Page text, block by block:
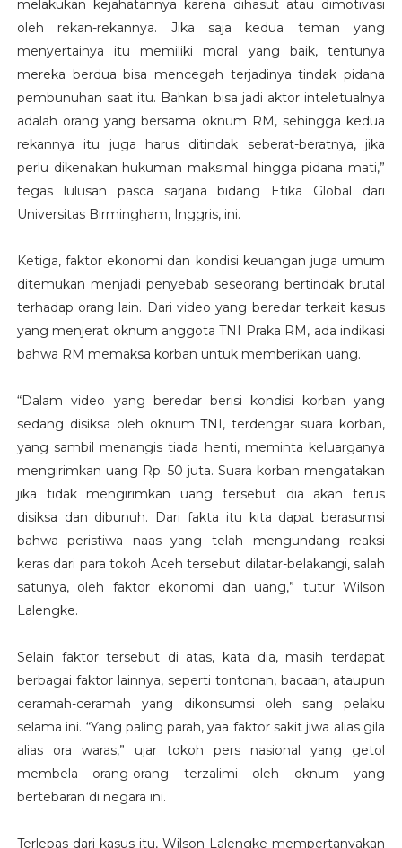
melakukan kejahatannya karena dihasut atau dimotivasi
oleh rekan-rekannya. Jika saja kedua teman yang
menyertainya itu memiliki moral yang baik, tentunya
mereka berdua bisa mencegah terjadinya tindak pidana
pembunuhan saat itu. Bahkan bisa jadi aktor inteletualnya
adalah orang yang bersama oknum RM, sehingga kedua
rekannya itu juga harus ditindak seberat-beratnya, jika
perlu dikenakan hukuman maksimal hingga pidana mati,”
tegas lulusan pasca sarjana bidang Etika Global dari
Universitas Birmingham, Inggris, ini.
Ketiga, faktor ekonomi dan kondisi keuangan juga umum
ditemukan menjadi penyebab seseorang bertindak brutal
terhadap orang lain. Dari video yang beredar terkait kasus
yang menjerat oknum anggota TNI Praka RM, ada indikasi
bahwa RM memaksa korban untuk memberikan uang.
“Dalam video yang beredar berisi kondisi korban yang
sedang disiksa oleh oknum TNI, terdengar suara korban,
yang sambil menangis tiada henti, meminta keluarganya
mengirimkan uang Rp. 50 juta. Suara korban mengatakan
jika tidak mengirimkan uang tersebut dia akan terus
disiksa dan dibunuh. Dari fakta itu kita dapat berasumsi
bahwa peristiwa naas yang telah mengundang reaksi
keras dari para tokoh Aceh tersebut dilatar-belakangi, salah
satunya, oleh faktor ekonomi dan uang,” tutur Wilson
Lalengke.
Selain faktor tersebut di atas, kata dia, masih terdapat
berbagai faktor lainnya, seperti tontonan, bacaan, ataupun
ceramah-ceramah yang dikonsumsi oleh sang pelaku
selama ini. “Yang paling parah, yaa faktor sakit jiwa alias gila
alias ora waras,” ujar tokoh pers nasional yang getol
membela orang-orang terzalimi oleh oknum yang
bertebaran di negara ini.
Terlepas dari kasus itu, Wilson Lalengke mempertanyakan